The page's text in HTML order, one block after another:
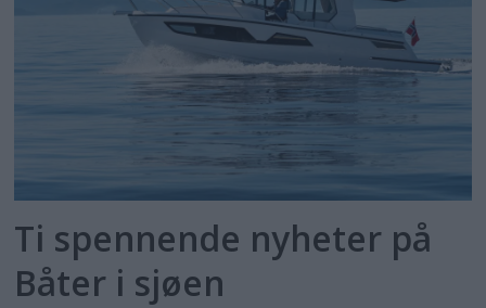
Ti spennende nyheter på
Båter i sjøen